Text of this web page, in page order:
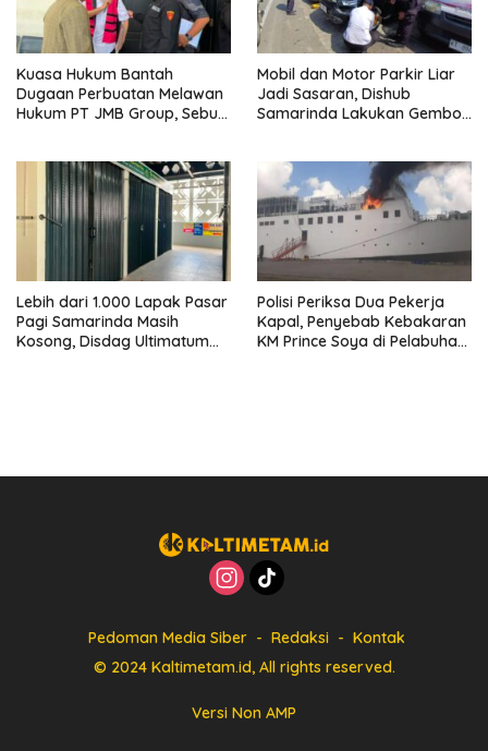
Kuasa Hukum Bantah
Dugaan Perbuatan Melawan
Hukum PT JMB Group, Sebut
Mobil dan Motor Parkir Liar
Jadi Sasaran, Dishub
Samarinda Lakukan Gembok
Lebih dari 1.000 Lapak Pasar
Pagi Samarinda Masih
Kosong, Disdag Ultimatum
Polisi Periksa Dua Pekerja
Kapal, Penyebab Kebakaran
KM Prince Soya di Pelabuhan
Pedoman Media Siber Redaksi
Kontak
© 2024 Kaltimetam.id, All rights reserved.
Versi Non AMP